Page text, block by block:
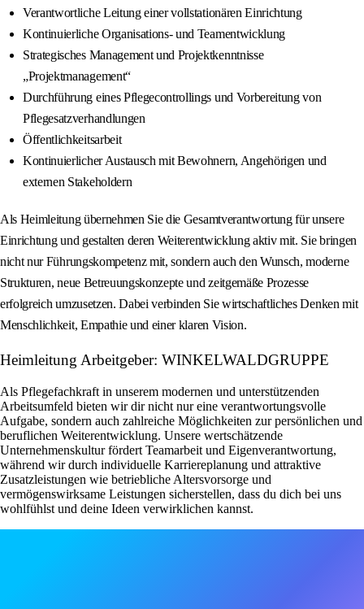
Verantwortliche Leitung einer vollstationären Einrichtung
Kontinuierliche Organisations- und Teamentwicklung
Strategisches Management und Projektkenntnisse
„Projektmanagement“
Durchführung eines Pflegecontrollings und Vorbereitung von
Pflegesatzverhandlungen
Öffentlichkeitsarbeit
Kontinuierlicher Austausch mit Bewohnern, Angehörigen und
externen Stakeholdern
Als Heimleitung übernehmen Sie die Gesamtverantwortung für unsere
Einrichtung und gestalten deren Weiterentwicklung aktiv mit. Sie bringen
nicht nur Führungskompetenz mit, sondern auch den Wunsch, moderne
Strukturen, neue Betreuungskonzepte und zeitgemäße Prozesse
erfolgreich umzusetzen. Dabei verbinden Sie wirtschaftliches Denken mit
Menschlichkeit, Empathie und einer klaren Vision.
Heimleitung Arbeitgeber: WINKELWALDGRUPPE
Als Pflegefachkraft in unserem modernen und unterstützenden
Arbeitsumfeld bieten wir dir nicht nur eine verantwortungsvolle
Aufgabe, sondern auch zahlreiche Möglichkeiten zur persönlichen und
beruflichen Weiterentwicklung. Unsere wertschätzende
Unternehmenskultur fördert Teamarbeit und Eigenverantwortung,
während wir durch individuelle Karriereplanung und attraktive
Zusatzleistungen wie betriebliche Altersvorsorge und
vermögenswirksame Leistungen sicherstellen, dass du dich bei uns
wohlfühlst und deine Ideen verwirklichen kannst.